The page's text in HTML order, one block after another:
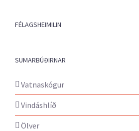
FÉLAGSHEIMILIN
SUMARBÚÐIRNAR
Vatnaskógur
Vindáshlíð
Ölver